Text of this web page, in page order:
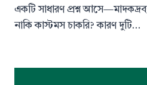
একটি সাধারণ প্রশ্ন
নাকি কাস্টমস চাকরি? কারণ দুটি…